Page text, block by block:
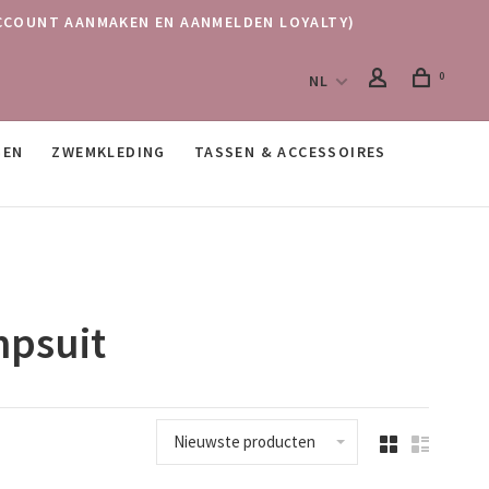
AANMAKEN EN AANMELDEN LOYALTY)
NL 0
ZWEMKLEDING
TASSEN & ACCESSOIRES
Nieuwste producten